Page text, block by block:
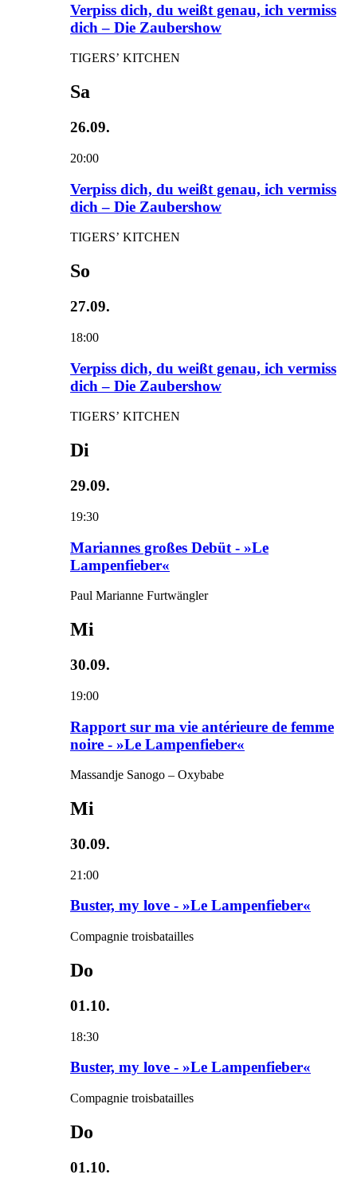
Verpiss dich, du weißt genau, ich vermiss
dich – Die Zaubershow
TIGERS’ KITCHEN
Sa
26.09.
20:00
Verpiss dich, du weißt genau, ich vermiss
dich – Die Zaubershow
TIGERS’ KITCHEN
So
27.09.
18:00
Verpiss dich, du weißt genau, ich vermiss
dich – Die Zaubershow
TIGERS’ KITCHEN
Di
29.09.
19:30
Mariannes großes Debüt - »Le
Lampenfieber«
Paul Marianne Furtwängler
Mi
30.09.
19:00
Rapport sur ma vie antérieure de femme
noire - »Le Lampenfieber«
Massandje Sanogo – Oxybabe
Mi
30.09.
21:00
Buster, my love - »Le Lampenfieber«
Compagnie troisbatailles
Do
01.10.
18:30
Buster, my love - »Le Lampenfieber«
Compagnie troisbatailles
Do
01.10.